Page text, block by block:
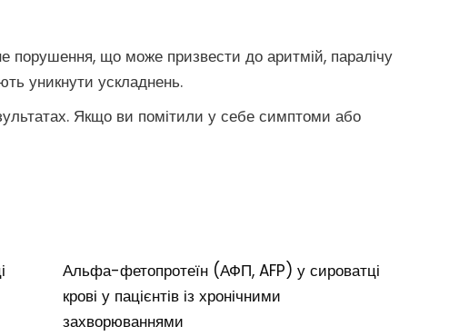
порушення, що може призвести до аритмій, паралічу
уникнути ускладнень.
Якщо ви помітили у себе симптоми або
Альфа-фетопротеїн (АФП, AFP) у сироватці
крові у пацієнтів із хронічними
захворюваннями